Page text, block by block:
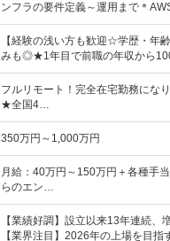
ンフラの要件定義～運用まで＊
【経験の浅い方も歓迎☆学歴・年
みも◎★1年目で前職の年収から
フルリモート！完全在宅勤務にな
★全国4…
350万円～1,000万円
月給：40万円～150万円＋各種手
らのエン…
【業績好調】設立以来13年連続、
【業界注目】2026年の上場を目指